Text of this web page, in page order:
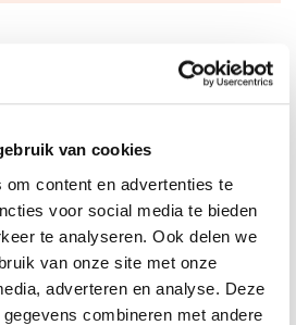
van cookies
om content en advertenties te
voor social media te bieden
te analyseren. Ook delen we
van onze site met onze
adverteren en analyse. Deze
combineren met andere